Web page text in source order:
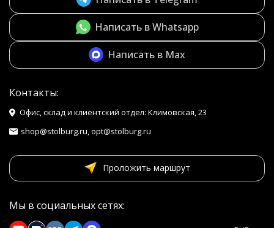
Написать в Whatsapp
Написать в Max
Контакты:
Офис, склад и клиентский отдел: Климовская, 23
shop@stolburg.ru, opt@stolburg.ru
Проложить маршрут
Мы в социальных сетях: